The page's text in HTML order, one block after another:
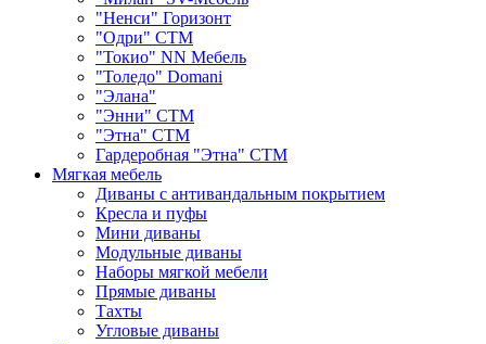
"Ненси" Горизонт
"Одри" СТМ
"Токио" NN Мебель
"Толедо" Domani
"Элана"
"Энни" СТМ
"Этна" СТМ
Гардеробная "Этна" СТМ
Мягкая мебель
Диваны с антивандальным покрытием
Кресла и пуфы
Мини диваны
Модульные диваны
Наборы мягкой мебели
Прямые диваны
Тахты
Угловые диваны